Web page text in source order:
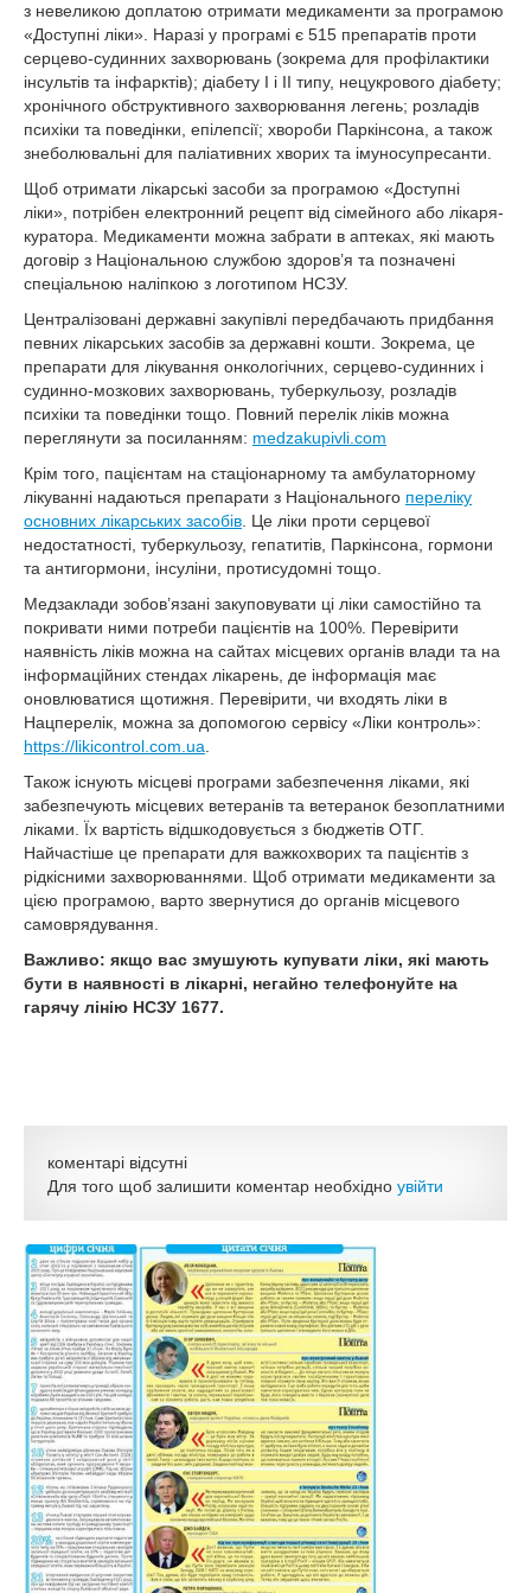
з невеликою доплатою отримати медикаменти за програмою
«Доступні ліки». Наразі у програмі є 515 препаратів проти
серцево-судинних захворювань (зокрема для профілактики
інсультів та інфарктів); діабету І і ІІ типу, нецукрового діабету;
хронічного обструктивного захворювання легень; розладів
психіки та поведінки, епілепсії; хвороби Паркінсона, а також
знеболювальні для паліативних хворих та імуносупресанти.
Щоб отримати лікарські засоби за програмою «Доступні
ліки», потрібен електронний рецепт від сімейного або лікаря-
куратора. Медикаменти можна забрати в аптеках, які мають
договір з Національною службою здоров’я та позначені
спеціальною наліпкою з логотипом НСЗУ.
Централізовані державні закупівлі передбачають придбання
певних лікарських засобів за державні кошти. Зокрема, це
препарати для лікування онкологічних, серцево-судинних і
судинно-мозкових захворювань, туберкульозу, розладів
психіки та поведінки тощо. Повний перелік ліків можна
переглянути за посиланням: medzakupivli.com
Крім того, пацієнтам на стаціонарному та амбулаторному
лікуванні надаються препарати з Національного переліку
основних лікарських засобів. Це ліки проти серцевої
недостатності, туберкульозу, гепатитів, Паркінсона, гормони
та антигормони, інсуліни, протисудомні тощо.
Медзаклади зобов’язані закуповувати ці ліки самостійно та
покривати ними потреби пацієнтів на 100%. Перевірити
наявність ліків можна на сайтах місцевих органів влади та на
інформаційних стендах лікарень, де інформація має
оновлюватися щотижня. Перевірити, чи входять ліки в
Нацперелік, можна за допомогою сервісу «Ліки контроль»:
https://likicontrol.com.ua.
Також існують місцеві програми забезпечення ліками, які
забезпечують місцевих ветеранів та ветеранок безоплатними
ліками. Їх вартість відшкодовується з бюджетів ОТГ.
Найчастіше це препарати для важкохворих та пацієнтів з
рідкісними захворюваннями. Щоб отримати медикаменти за
цією програмою, варто звернутися до органів місцевого
самоврядування.
Важливо: якщо вас змушують купувати ліки, які мають
бути в наявності в лікарні, негайно телефонуйте на
гарячу лінію НСЗУ 1677.
коментарі відсутні
Для того щоб залишити коментар необхідно увійти